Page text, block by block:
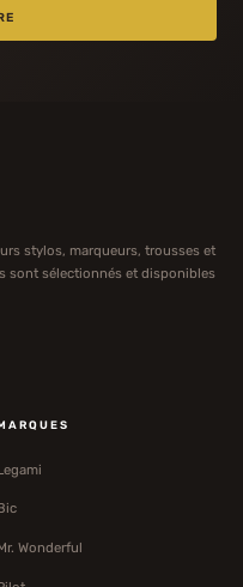
stylos, marqueurs, trousses et
sont sélectionnés et disponibles
Wonderful